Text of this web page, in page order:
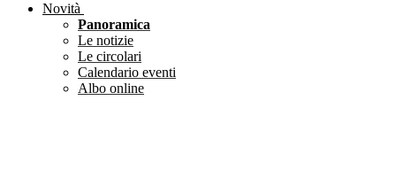
Novità
Panoramica
Le notizie
Le circolari
Calendario eventi
Albo online